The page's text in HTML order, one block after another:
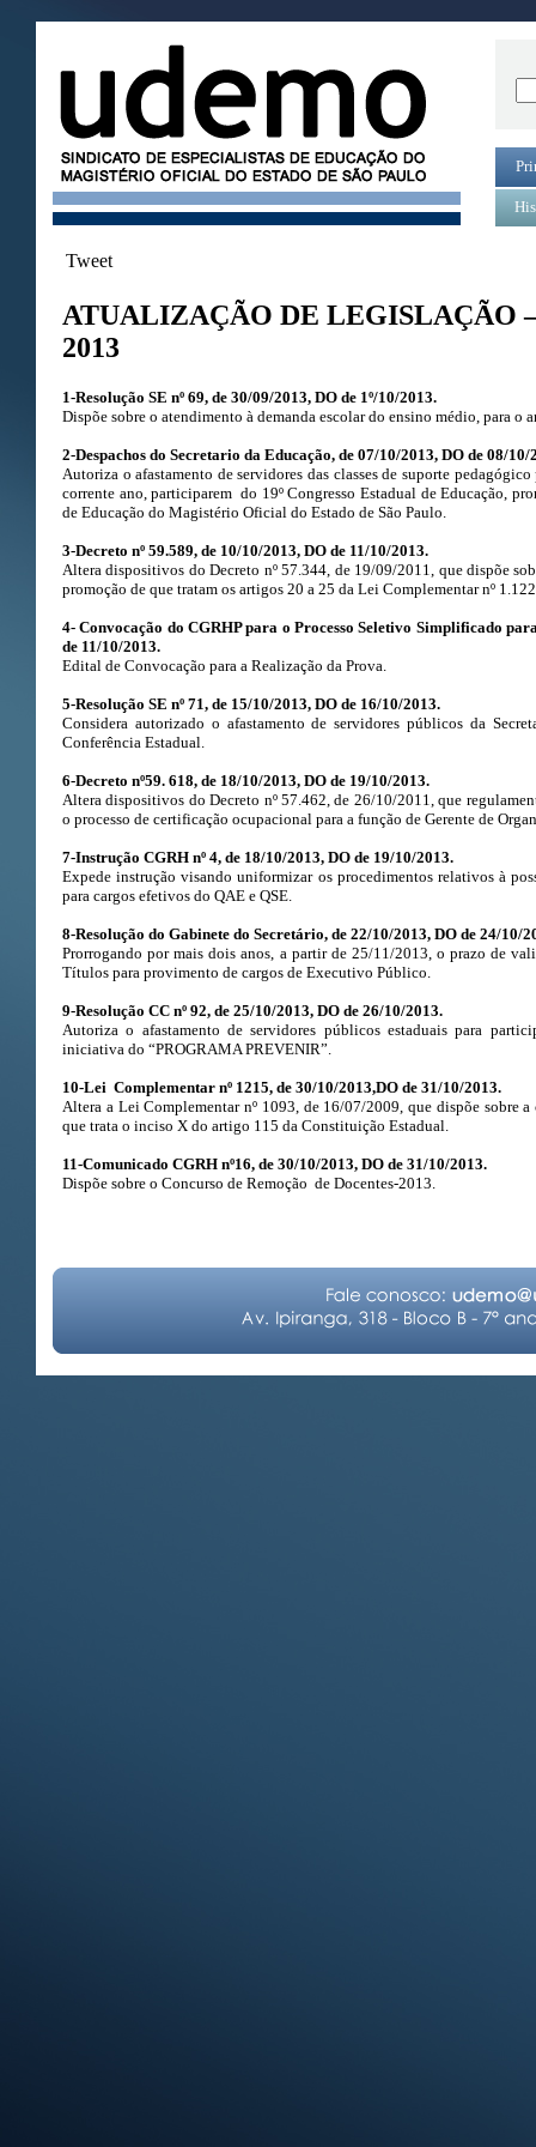
Tweet
ATUALIZAÇÃO DE LEGISLAÇÃO
2013
1-Resolução SE nº 69, de 30/09/2013, DO de 1º/10/2013.
Dispõe sobre o atendimento à demanda escolar do ensino médio, para o
2-Despachos do Secretario da Educação, de 07/10/2013, DO de 08/10/
Autoriza o afastamento de servidores das classes de suporte
corrente ano, participarem do 19º Congresso Estadual de Educação,
de Educação do Magistério Oficial do Estado de São Paulo.
3-Decreto nº 59.589, de 10/10/2013, DO de 11/10/2013.
Altera dispositivos do Decreto nº 57.344, de 19/09/2011, que dispõe
promoção de que tratam os artigos 20 a 25 da Lei Complementar nº
4- Convocação do CGRHP para o Processo Seletivo Simplificado
de 11/10/2013.
Edital de Convocação para a Realização da Prova.
5-Resolução SE nº 71, de 15/10/2013, DO de 16/10/2013.
Considera autorizado o afastamento de servidores públicos da
Conferência Estadual.
6-Decreto nº59. 618, de 18/10/2013, DO de 19/10/2013.
Altera dispositivos do Decreto nº 57.462, de 26/10/2011, que
o processo de certificação ocupacional para a função de Gerente de
7-Instrução CGRH nº 4, de 18/10/2013, DO de 19/10/2013.
Expede instrução visando uniformizar os procedimentos relativos à
para cargos efetivos do QAE e QSE.
8-Resolução do Gabinete do Secretário, de 22/10/2013, DO de 24/10/
Prorrogando por mais dois anos, a partir de 25/11/2013, o prazo de
Títulos para provimento de cargos de Executivo Público.
9-Resolução CC nº 92, de 25/10/2013, DO de 26/10/2013.
Autoriza o afastamento de servidores públicos estaduais para
iniciativa do “PROGRAMA PREVENIR”.
10-Lei Complementar nº 1215, de 30/10/2013,DO de 31/10/2013.
Altera a Lei Complementar nº 1093, de 16/07/2009, que dispõe sobre
que trata o inciso X do artigo 115 da Constituição Estadual.
11-Comunicado CGRH nº16, de 30/10/2013, DO de 31/10/2013.
Dispõe sobre o Concurso de Remoção de Docentes-2013.